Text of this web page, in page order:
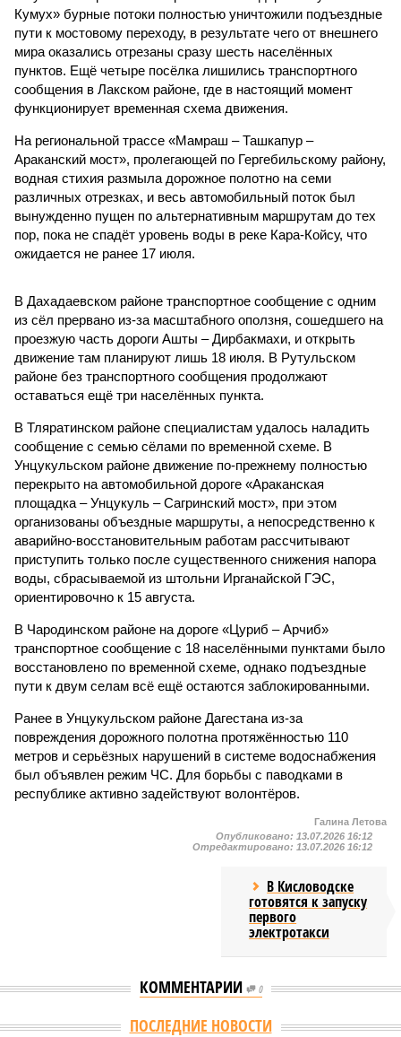
Кумух» бурные потоки полностью уничтожили подъездные
пути к мостовому переходу, в результате чего от внешнего
мира оказались отрезаны сразу шесть населённых
пунктов. Ещё четыре посёлка лишились транспортного
сообщения в Лакском районе, где в настоящий момент
функционирует временная схема движения.
На региональной трассе «Мамраш – Ташкапур –
Араканский мост», пролегающей по Гергебильскому району,
водная стихия размыла дорожное полотно на семи
различных отрезках, и весь автомобильный поток был
вынужденно пущен по альтернативным маршрутам до тех
пор, пока не спадёт уровень воды в реке Кара-Койсу, что
ожидается не ранее 17 июля.
В Дахадаевском районе транспортное сообщение с одним
из сёл прервано из-за масштабного оползня, сошедшего на
проезжую часть дороги Ашты – Дирбакмахи, и открыть
движение там планируют лишь 18 июля. В Рутульском
районе без транспортного сообщения продолжают
оставаться ещё три населённых пункта.
В Тляратинском районе специалистам удалось наладить
сообщение с семью сёлами по временной схеме. В
Унцукульском районе движение по-прежнему полностью
перекрыто на автомобильной дороге «Араканская
площадка – Унцукуль – Сагринский мост», при этом
организованы объездные маршруты, а непосредственно к
аварийно-восстановительным работам рассчитывают
приступить только после существенного снижения напора
воды, сбрасываемой из штольни Ирганайской ГЭС,
ориентировочно к 15 августа.
В Чародинском районе на дороге «Цуриб – Арчиб»
транспортное сообщение с 18 населёнными пунктами было
восстановлено по временной схеме, однако подъездные
пути к двум селам всё ещё остаются заблокированными.
Ранее в Унцукульском районе Дагестана из-за
повреждения дорожного полотна протяжённостью 110
метров и серьёзных нарушений в системе водоснабжения
был объявлен режим ЧС. Для борьбы с паводками в
республике активно задействуют волонтёров.
Галина Летова
Опубликовано: 13.07.2026 16:12
Отредактировано: 13.07.2026 16:12
В Кисловодске
готовятся к запуску
первого
электротакси
КОММЕНТАРИИ 0
ПОСЛЕДНИЕ НОВОСТИ